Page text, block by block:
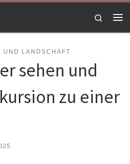
Search
UND LANDSCHAFT
sehen und
zu einer